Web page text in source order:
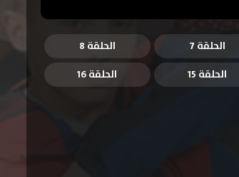
الحلقة 7
الحلقة 8
الحلقة 15 الحلقة 16